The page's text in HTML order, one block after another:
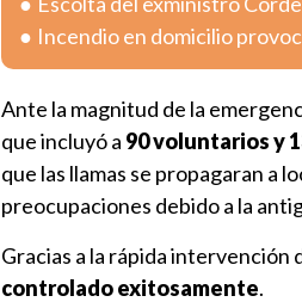
Incendio en domicilio
Ante la magnitud de la
que incluyó a 90 voluntarios y
que las llamas se propagaran a
preocupaciones debido a la
Gracias a la rápida intervención
controlado exitosamente.